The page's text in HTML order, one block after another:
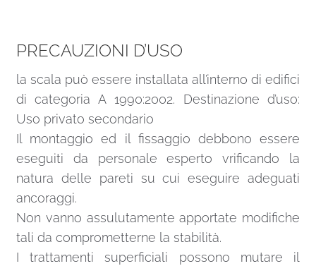
PRECAUZIONI D’USO
la scala può essere installata all’interno di edifici
di categoria A 1990:2002. Destinazione d’uso:
Uso privato secondario
Il montaggio ed il fissaggio debbono essere
eseguiti da personale esperto vrificando la
natura delle pareti su cui eseguire adeguati
ancoraggi.
Non vanno assulutamente apportate modifiche
tali da comprometterne la stabilità.
I trattamenti superficiali possono mutare il